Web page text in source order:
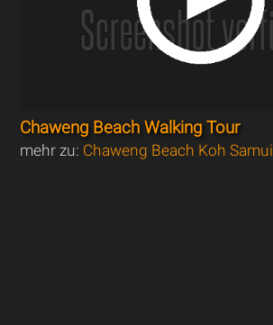
Chaweng Beach Walking Tour
mehr zu: Chaweng Beach Koh Samui